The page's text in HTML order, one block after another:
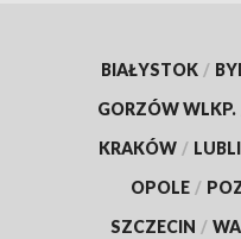
BIAŁYSTOK /
GORZÓW WLKP.
KRAKÓW /
OPOLE /
SZCZECIN /